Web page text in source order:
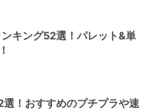
キング52選！パレット&単
！おすすめのプチプラや速